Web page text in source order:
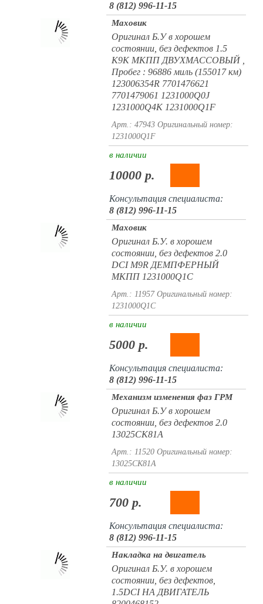
8 (812) 996-11-15
Маховик
Оригинал Б.У в хорошем
состоянии, без дефектов 1.5
K9K МКПП ДВУХМАССОВЫЙ ,
Пробег : 96886 миль (155017 км)
123006354R 7701476621
7701479061 1231000Q0J
1231000Q4K 1231000Q1F
Арт.: 47943 Оригинальный номер:
1231000Q1F
в наличии
10000 р.
Консультация специалиста:
8 (812) 996-11-15
Маховик
Оригинал Б.У. в хорошем
состоянии, без дефектов 2.0
DCI M9R ДЕМПФЕРНЫЙ
МКПП 1231000Q1C
Арт.: 11957 Оригинальный номер:
1231000Q1C
в наличии
5000 р.
Консультация специалиста:
8 (812) 996-11-15
Механизм изменения фаз ГРМ
Оригинал Б.У в хорошем
состоянии, без дефектов 2.0
13025CK81A
Арт.: 11520 Оригинальный номер:
13025CK81A
в наличии
700 р.
Консультация специалиста:
8 (812) 996-11-15
Накладка на двигатель
Оригинал Б.У. в хорошем
состоянии, без дефектов,
1.5DCI НА ДВИГАТЕЛЬ